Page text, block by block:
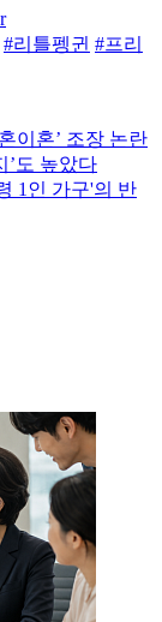
#리틀펭귄 #프리
이혼’ 조장 논란
’도 높았다
1인 가구'의 반